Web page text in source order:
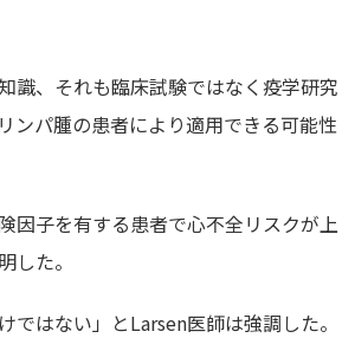
識、それも臨床試験ではなく疫学研究
ンパ腫の患者により適用できる可能性
因子を有する患者で心不全リスクが上
た。
はない」とLarsen医師は強調した。